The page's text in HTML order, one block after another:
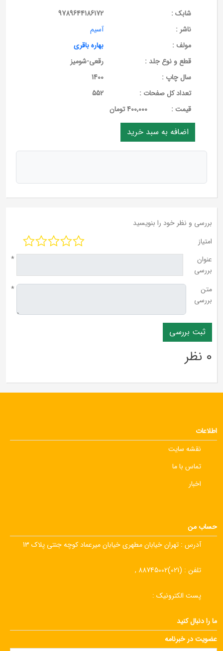
شابک :
9789644186172
ناشر :
آسیم
مولف :
بهاره باقری
قطع و نوع جلد :
رقعی-شومیز
سال چاپ :
1400
تعداد کل صفحات :
552
قيمت :
400,000 تومان
بررسی و نظر خود را بنویسید
امتیاز
عنوان
بررسی
*
متن
بررسی
*
0 نظر
اطلاعات
نقشه سایت
تماس با ما
اخبار
حساب من
آدرس : تهران خیابان مطهری خیابان میرعماد کوچه جنتی پلاک 13
تلفن : (021)88745002 ,
پست الکترونیک :
ما را دنبال کنید
عضویت در خبرنامه